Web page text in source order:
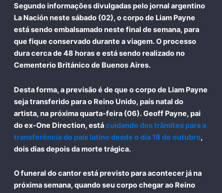
Segundo informações divulgadas pelo jornal argentino
La Nación neste sábado (02), ocorpo de Liam Payne
está sendo embalsamado neste final de semana, para
que fique conservado durante a viagem. O processo
dura cerca de 48 horas e está sendo realizado no
Cementerio Británico de Buenos Aires.
Desta forma, a previsão é de que o corpo de Liam Payne
seja transferido para o Reino Unido, país natal do
artista, na próxima quarta-feira (06).Geoff Payne, pai
do ex-One Direction, estácuidando dos trâmites para a
transferência do país latino desde o dia 18 de outubro,
dois dias depois da morte trágica.
O funeral do cantor está previsto para acontecer já na
próxima semana, quando seu corpo chegar ao Reino